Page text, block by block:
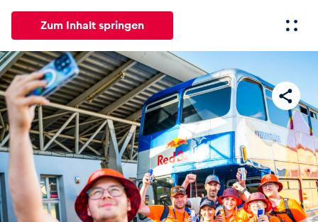
Zum Inhalt springen
Alle News Events Erlebnisse Seiten
News
Alle anzeigen